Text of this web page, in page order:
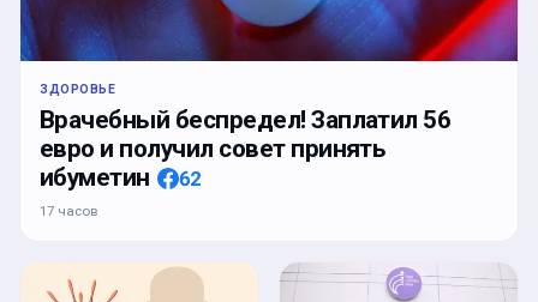
ЗДОРОВЬЕ
Врачебный беспредел! Заплатил 56
евро и получил совет принять
ибуметин
62
17 часов